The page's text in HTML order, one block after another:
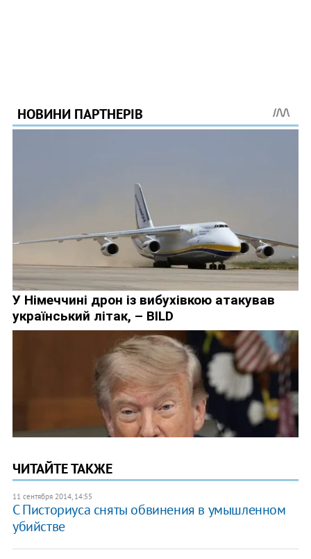
ЧИТАЙТЕ ТАКЖЕ
11 сентября 2014, 14:55
С Писториуса сняты обвинения в умышленном
убийстве